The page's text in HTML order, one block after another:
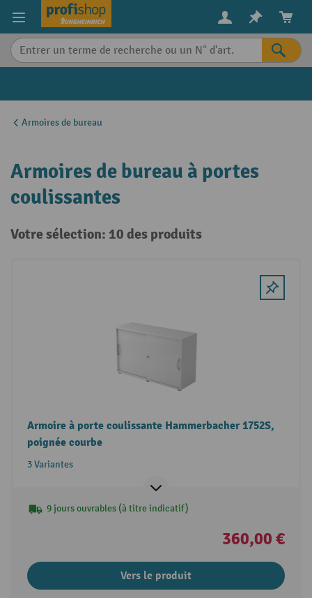
content
Armoires de bureau
Armoires de bureau à portes
coulissantes
Votre sélection: 10 des produits
Armoire à porte coulissante Hammerbacher 1752S,
poignée courbe
3 Variantes
9 jours ouvrables (à titre indicatif)
360,00 €
Vers le produit